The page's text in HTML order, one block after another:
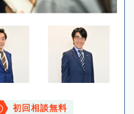
初回相談無料